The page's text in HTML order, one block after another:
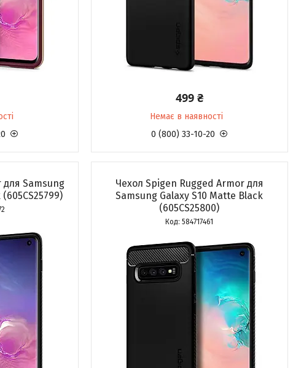
499 ₴
Немає в наявності
0 (800) 33-10-20
для Samsung
Чехол Spigen Rugged Armor для
Samsung Galaxy S10 Matte Black
(605CS25800)
584717461